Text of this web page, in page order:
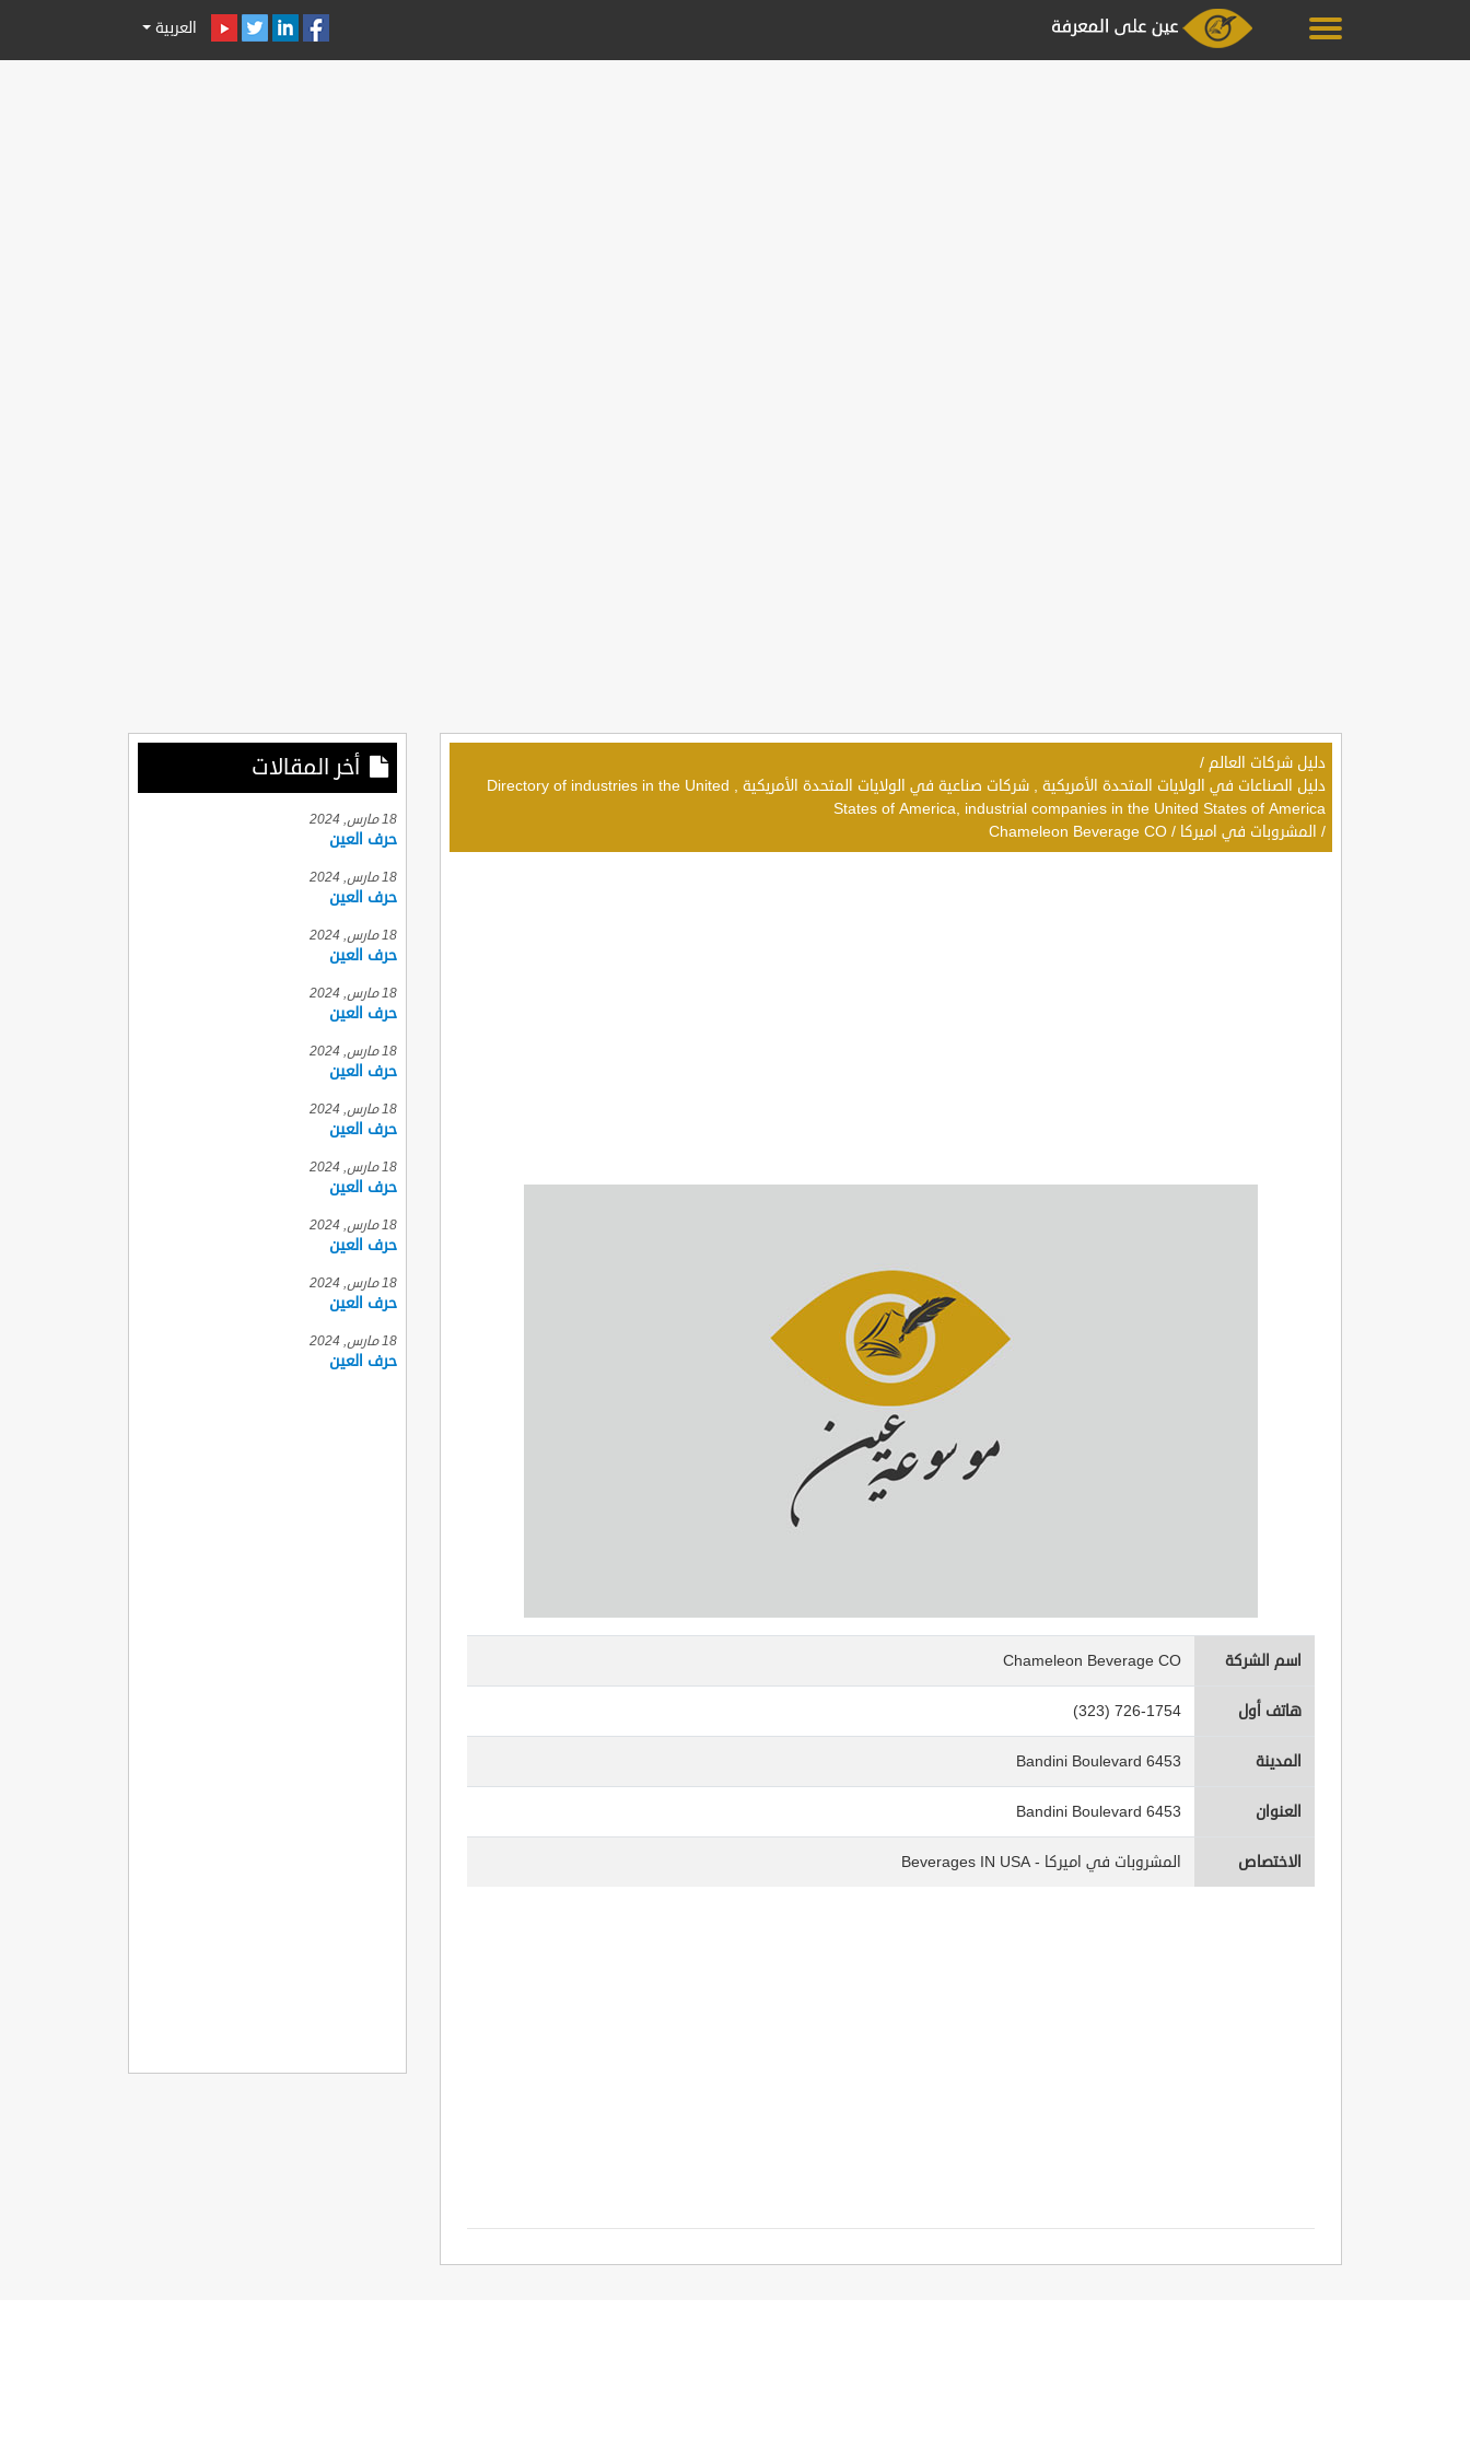
العربية
دليل شركات العالم /
دليل الصناعات في الولايات المتحدة الأمريكية , شركات صناعية في الولايات المتحدة الأمريكية , Directory of industries in the United
States of America, industrial companies in the United States of America
/ المشروبات في اميركا /
Chameleon Beverage CO
اسم الشركة Chameleon Beverage CO
هاتف أول (323) 726-1754
المدينة 6453 Bandini Boulevard
العنوان 6453 Bandini Boulevard
الاختصاص المشروبات في اميركا - Beverages IN USA
أخر المقالات
18 مارس, 2024
حرف العين
18 مارس, 2024
حرف العين
18 مارس, 2024
حرف العين
18 مارس, 2024
حرف العين
18 مارس, 2024
حرف العين
18 مارس, 2024
حرف العين
18 مارس, 2024
حرف العين
18 مارس, 2024
حرف العين
18 مارس, 2024
حرف العين
18 مارس, 2024
حرف العين